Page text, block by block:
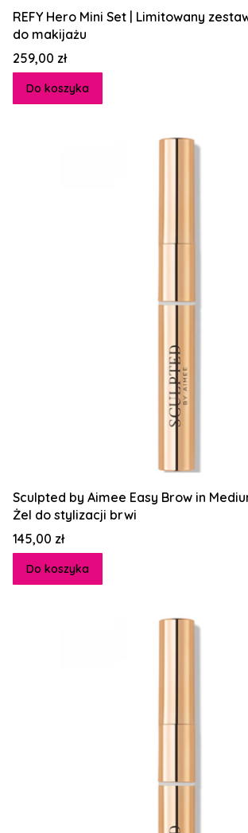
REFY Hero Mini Set | Limitowany
do makijażu
Cena
259,00 zł
Do koszyka
Sculpted by Aimee Easy Brow in
Żel do stylizacji brwi
Cena
145,00 zł
Do koszyka